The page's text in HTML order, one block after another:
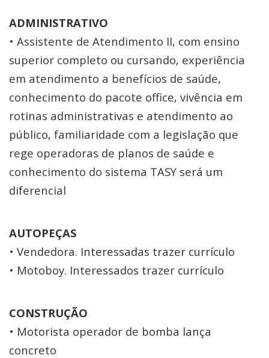
ADMINISTRATIVO
• Assistente de Atendimento II, com ensino
superior completo ou cursando, experiência
em atendimento a benefícios de saúde,
conhecimento do pacote office, vivência em
rotinas administrativas e atendimento ao
público, familiaridade com a legislação que
rege operadoras de planos de saúde e
conhecimento do sistema TASY será um
diferencial
AUTOPEÇAS
• Vendedora. Interessadas trazer currículo
• Motoboy. Interessados trazer currículo
CONSTRUÇÃO
• Motorista operador de bomba lança
concreto